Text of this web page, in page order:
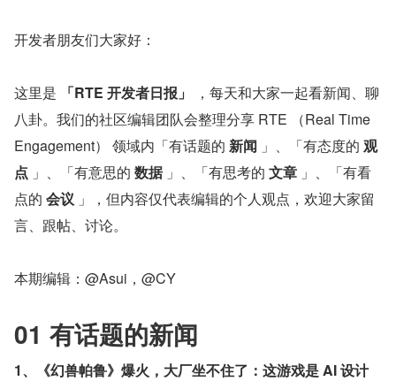
开发者朋友们大家好：
这里是 「RTE 开发者日报」
，每天和大家一起看新闻、聊
八卦。我们的社区编辑团队会整理分享 RTE （Real Time
Engagement） 领域内「有话题的 新闻 」、「有态度的 观
点 」、「有意思的 数据 」、「有思考的 文章 」、「有看
点的 会议 」，但内容仅代表编辑的个人观点，欢迎大家留
言、跟帖、讨论。
本期编辑：@Asui，@CY
01 有话题的新闻
1、《幻兽帕鲁》爆火，大厂坐不住了：这游戏是 AI 设计